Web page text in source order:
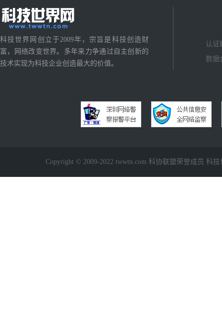
科技世界网创立于2009年，宗旨是科技创造财
富，网络改变世界。多年来力争通过自主创新的
技术实现为科技企业创造最大的价值。
认证
数据
Copyright © 2009-2022 twwtn.com 科协联盟荣誉成员 科